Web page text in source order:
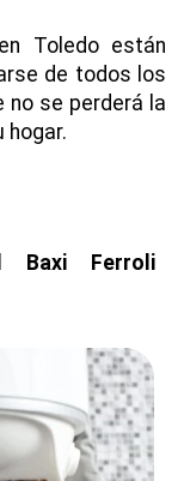
Toledo están
de todos los
no se perderá la
hogar.
Baxi Ferroli